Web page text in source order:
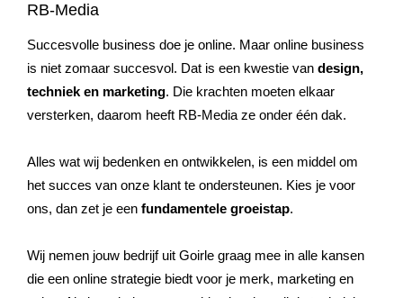
RB-Media
Succesvolle business doe je online. Maar online business
is niet zomaar succesvol. Dat is een kwestie van design,
techniek en marketing. Die krachten moeten elkaar
versterken, daarom heeft RB-Media ze onder één dak.
Alles wat wij bedenken en ontwikkelen, is een middel om
het succes van onze klant te ondersteunen. Kies je voor
ons, dan zet je een fundamentele groeistap.
Wij nemen jouw bedrijf uit Goirle graag mee in alle kansen
die een online strategie biedt voor je merk, marketing en